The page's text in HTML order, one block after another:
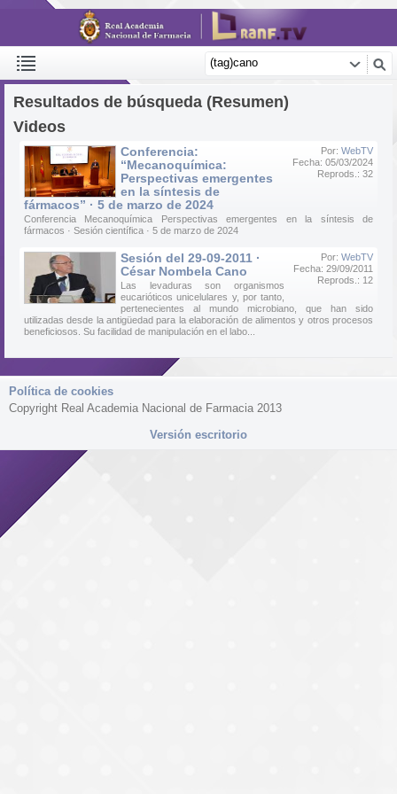
Resultados de búsqueda (Resumen)
Videos
Por: WebTV
Fecha: 05/03/2024
Reprods.: 32
Conferencia:
“Mecanoquímica:
Perspectivas emergentes
en la síntesis de
fármacos” · 5 de marzo de 2024
Conferencia Mecanoquímica Perspectivas emergentes en la síntesis de
fármacos · Sesión científica · 5 de marzo de 2024
Por: WebTV
Fecha: 29/09/2011
Reprods.: 12
Sesión del 29-09-2011 ·
César Nombela Cano
Las levaduras son organismos
eucarióticos unicelulares y, por tanto,
pertenecientes al mundo microbiano, que han sido
utilizadas desde la antigüedad para la elaboración de alimentos y otros procesos
beneficiosos. Su facilidad de manipulación en el labo...
Política de cookies
Copyright Real Academia Nacional de Farmacia 2013
Versión escritorio